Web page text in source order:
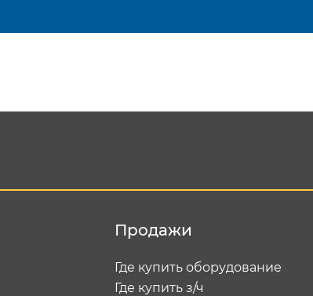
Продажи
Где купить оборудование
Где купить з/ч